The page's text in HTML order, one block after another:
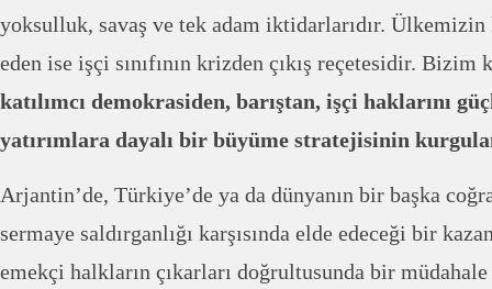
yoksulluk, savaş ve tek adam iktidarlarıdır. Ülkemizin
eden ise işçi sınıfının krizden çıkış reçetesidir. Bizim
katılımcı demokrasiden, barıştan, işçi haklarını
yatırımlara dayalı bir büyüme stratejisinin
Arjantin’de, Türkiye’de ya da dünyanın bir başka
sermaye saldırganlığı karşısında elde edeceği bir
emekçi halkların çıkarları doğrultusunda bir